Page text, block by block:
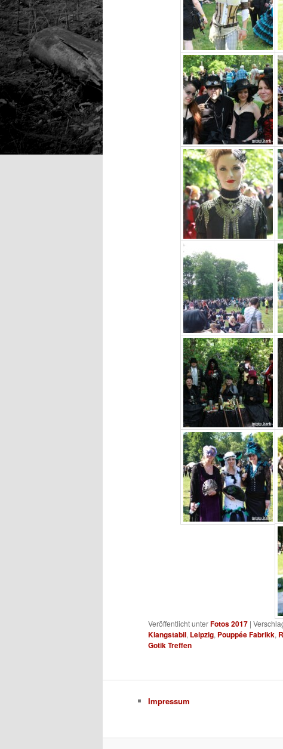
Veröffentlicht unterFotos 2017 |
Klangstabil, Leipzig, Pouppée Fabrikk,
Gotik Treffen
Impressum